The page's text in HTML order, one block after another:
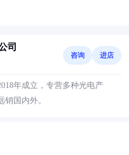
司
咨询 进店
年成立，专营多种光电产
国内外。